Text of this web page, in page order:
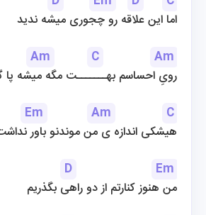
اما این علاقه رو چجوری میشه ندید
Am
C
Am
رویِ احساسم بهـــــــت مگه میشه
Em
Am
C
هیشکی اندازه ی من موندنو باور
D
Em
من هنوز کنارتم از دو راهی بگذریم